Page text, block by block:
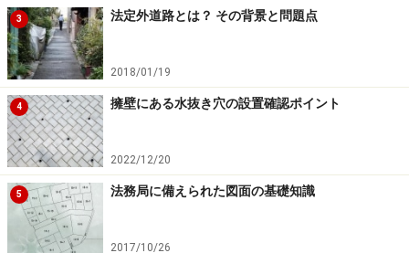
3 法定外道路とは？ その背景と問題点
2018/01/19
4 擁壁にある水抜き穴の設置確認ポイント
2022/12/20
5 法務局に備えられた図面の基礎知識
2017/10/26